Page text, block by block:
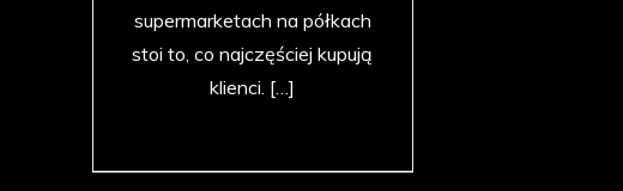
supermarketach na półkach
stoi to, co najczęściej kupują
klienci. […]